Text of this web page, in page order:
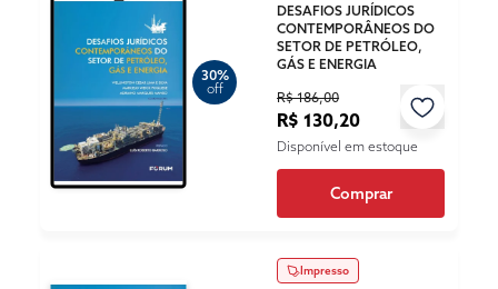
30%
off
DESAFIOS JURÍDICOS
CONTEMPORÂNEOS DO
SETOR DE PETRÓLEO,
GÁS E ENERGIA
R$ 186,00
R$ 130,20
Disponível em estoque
Comprar
Impresso